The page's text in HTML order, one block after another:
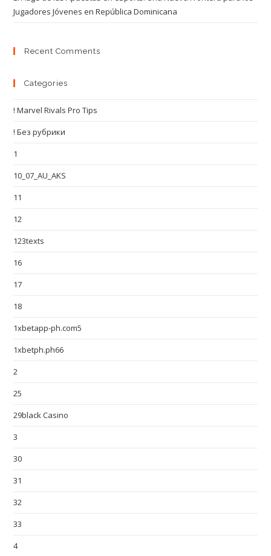
Jugadores Jóvenes en República Dominicana
Recent Comments
Categories
! Marvel Rivals Pro Tips
! Без рубрики
1
10_07_AU_AKS
11
12
123texts
16
17
18
1xbetapp-ph.com5
1xbetph.ph66
2
25
29black Casino
3
30
31
32
33
4